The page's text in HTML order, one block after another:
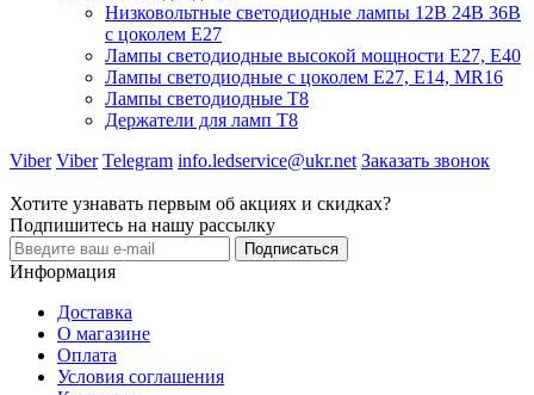
Низковольтные светодиодные лампы 12В 24В 36В
с цоколем Е27
Лампы светодиодные высокой мощности Е27, Е40
Лампы светодиодные с цоколем Е27, Е14, MR16
Лампы светодиодные Т8
Держатели для ламп T8
Viber Viber Telegram info.ledservice@ukr.net Заказать звонок
Хотите узнавать первым об акциях и скидках?
Подпишитесь на нашу рассылку
Подписаться
Информация
Доставка
О магазине
Оплата
Условия соглашения